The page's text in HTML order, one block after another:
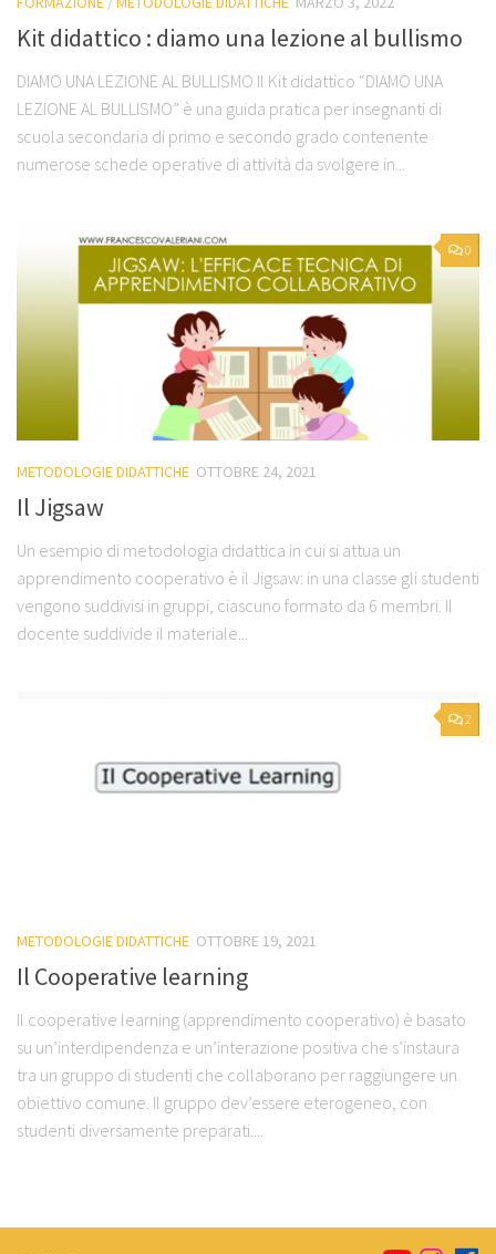
Kit didattico : diamo una lezione al bullismo
DIAMO UNA LEZIONE AL BULLISMO Il Kit didattico “DIAMO UNA
LEZIONE AL BULLISMO” è una guida pratica per insegnanti di
scuola secondaria di primo e secondo grado contenente
numerose schede operative di attività da svolgere in...
0
METODOLOGIE DIDATTICHE OTTOBRE 24, 2021
Il Jigsaw
Un esempio di metodologia didattica in cui si attua un
apprendimento cooperativo è il Jigsaw: in una classe gli studenti
vengono suddivisi in gruppi, ciascuno formato da 6 membri. Il
docente suddivide il materiale...
2
METODOLOGIE DIDATTICHE OTTOBRE 19, 2021
Il Cooperative learning
Il cooperative learning (apprendimento cooperativo) è basato
su un’interdipendenza e un’interazione positiva che s’instaura
tra un gruppo di studenti che collaborano per raggiungere un
obiettivo comune. Il gruppo dev’essere eterogeneo, con
studenti diversamente preparati....